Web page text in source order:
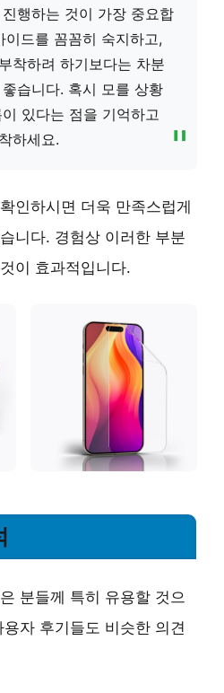
행하는 것이 가장 중요합
이드를 꼼꼼히 숙지하고,
착하려 하기보다는 차분
습니다. 혹시 모를 상황
있다는 점을 기억하고
하세요.
인하시면 더욱 만족스럽게
니다. 경험상 이러한 부분
이 효과적입니다.
분들께 특히 유용할 것으
자 후기들도 비슷한 의견